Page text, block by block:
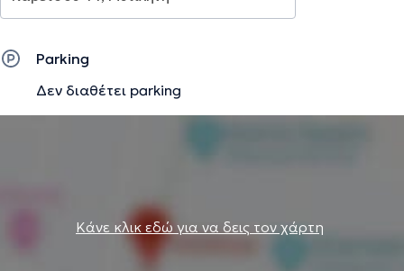
Parking
Δεν διαθέτει parking
Κάνε κλικ εδώ για να δεις τον χάρτη